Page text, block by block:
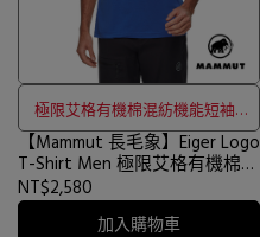
極限艾格有機棉混紡機能短袖T
恤
【Mammut 長毛象】Eiger Logo
T-Shirt Men 極限艾格有機棉混
紡機能短袖T恤 艾格藍 男款
#1017-06840
NT$2,580
加入購物車